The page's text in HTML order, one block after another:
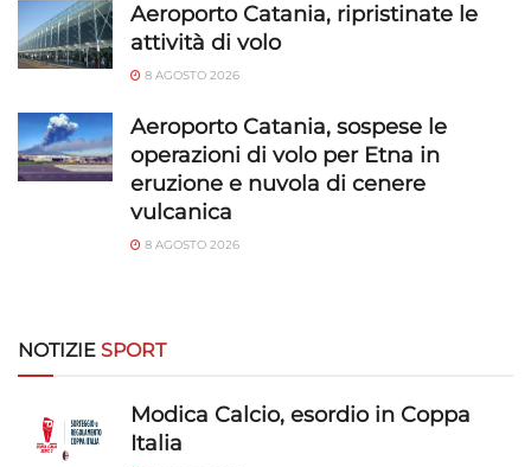
Aeroporto Catania, ripristinate le
attività di volo
8 AGOSTO 2026
Aeroporto Catania, sospese le
operazioni di volo per Etna in
eruzione e nuvola di cenere
vulcanica
8 AGOSTO 2026
NOTIZIE SPORT
Modica Calcio, esordio in Coppa
Italia